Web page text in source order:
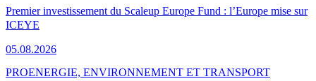
Premier investissement du Scaleup Europe Fund : l’Europe mise sur
ICEYE
05.08.2026
PROENERGIE, ENVIRONNEMENT ET TRANSPORT